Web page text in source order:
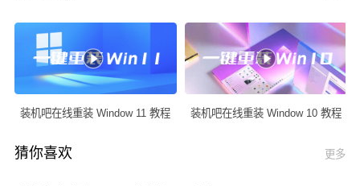
装机吧在线重装 Window 11 教程 装机吧在线重装 Window 10 教程
猜你喜欢 更多